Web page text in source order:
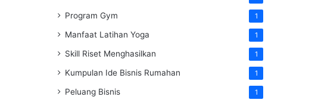
Program Gym 1
Manfaat Latihan Yoga 1
Skill Riset Menghasilkan 1
Kumpulan Ide Bisnis Rumahan 1
Peluang Bisnis 1